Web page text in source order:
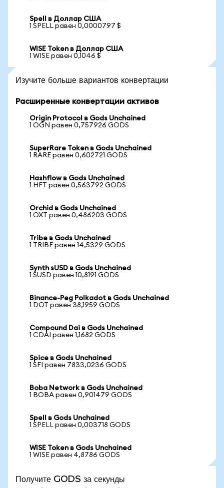
Spell в Доллар США
1 SPELL равен 0,0000797 $
WISE Token в Доллар США
1 WISE равен 0,1046 $
Изучите больше вариантов конвертации
Расширенные конвертации активов
Origin Protocol в Gods Unchained
1 OGN равен 0,757926 GODS
SuperRare Token в Gods Unchained
1 RARE равен 0,602721 GODS
Hashflow в Gods Unchained
1 HFT равен 0,563792 GODS
Orchid в Gods Unchained
1 OXT равен 0,486203 GODS
Tribe в Gods Unchained
1 TRIBE равен 14,5329 GODS
Synth sUSD в Gods Unchained
1 SUSD равен 10,8191 GODS
Binance-Peg Polkadot в Gods Unchained
1 DOT равен 38,1959 GODS
Compound Dai в Gods Unchained
1 CDAI равен 1,1682 GODS
Spice в Gods Unchained
1 SFI равен 7833,0236 GODS
Boba Network в Gods Unchained
1 BOBA равен 0,901479 GODS
Spell в Gods Unchained
1 SPELL равен 0,003718 GODS
WISE Token в Gods Unchained
1 WISE равен 4,8786 GODS
Получите GODS за секунды